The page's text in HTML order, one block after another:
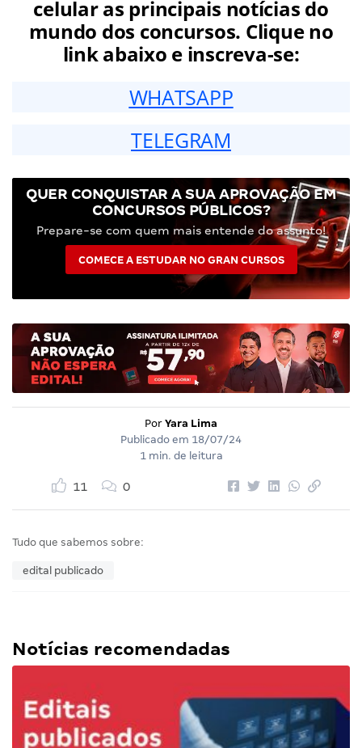
celular as principais notícias do
mundo dos concursos. Clique no
link abaixo e inscreva-se:
WHATSAPP
TELEGRAM
QUER CONQUISTAR A SUA APROVAÇÃO EM
CONCURSOS PÚBLICOS?
Prepare-se com quem mais entende do assunto!
COMECE A ESTUDAR NO GRAN CURSOS
Por Yara Lima
Publicado em 18/07/24
1 min. de leitura
11 0
Tudo que sabemos sobre:
edital publicado
Notícias recomendadas